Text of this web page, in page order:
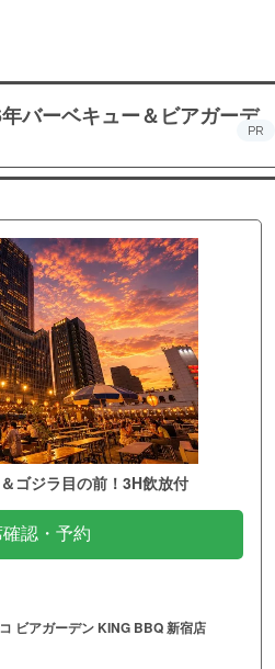
バーベキュー＆ビアガーデ
PR
ゴジラ目の前！3H飲放付
確認・予約
ビアガーデン KING BBQ 新宿店